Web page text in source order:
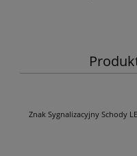
Znak Sygnalizacyjny Schody